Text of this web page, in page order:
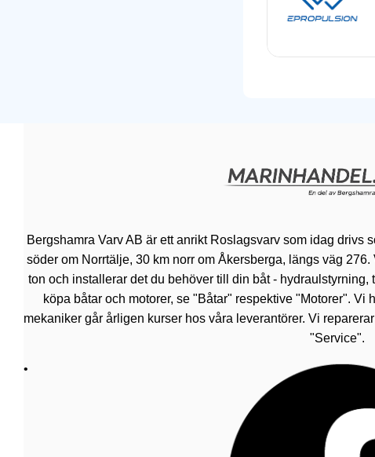
Bergshamra Varv AB är ett anrikt Roslagsvarv som idag drivs
söder om Norrtälje, 30 km norr om Åkersberga, längs väg
ton och installerar det du behöver till din båt -
köpa båtar och motorer, se "Båtar" respektive "Motorer". Vi
mekaniker går årligen kurser hos våra leverantörer. Vi
"Service".